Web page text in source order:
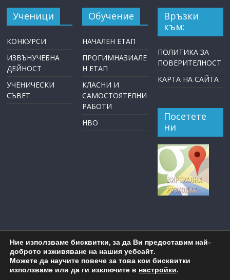
Ученици
КОНКУРСИ
ИЗВЪНУЧЕБНА
ДЕЙНОСТ
УЧЕНИЧЕСКИ
СЪВЕТ
Обучение
НАЧАЛЕН ЕТАП
ПРОГИМНАЗИАЛЕ
Н ЕТАП
КЛАСНИ И
САМОСТОЯТЕЛНИ
РАБОТИ
НВО
Връзки
към:
ПОЛИТИКА ЗА
ПОВЕРИТЕЛНОСТ
КАРТА НА САЙТА
Посетете
ни
Copyright © 2026ОУ "Пейо Крачолов Яворов" Бургас
Ние използваме бисквитки, за да Ви предоставим най-
доброто изживяване на нашия уебсайт.
Можете да научите повече за това кои бисквитки
използваме или да ги изключите в настройки.